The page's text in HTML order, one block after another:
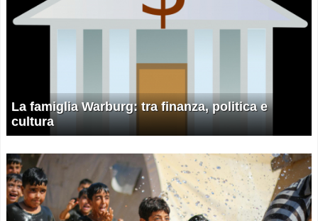
La famiglia Warburg: tra finanza, politica e
cultura